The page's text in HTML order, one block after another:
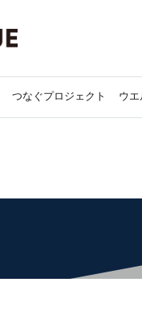
つなぐプロジェクト ウ